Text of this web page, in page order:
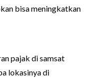
bisa meningkatkan
pajak di samsat
lokasinya di